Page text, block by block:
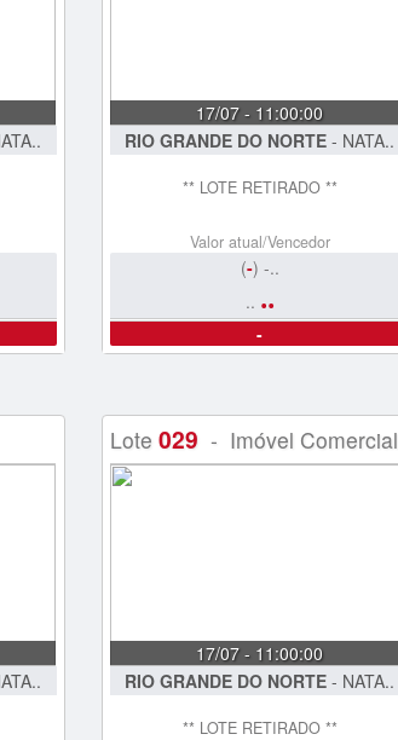
17/07 - 11:00:00
RIO GRANDE DO NORTE - NATA..
** LOTE RETIRADO **
Valor atual/Vencedor
(-) -..
.. ..
-
Lote 029 - Imóvel Comercial
17/07 - 11:00:00
RIO GRANDE DO NORTE - NATA..
** LOTE RETIRADO **